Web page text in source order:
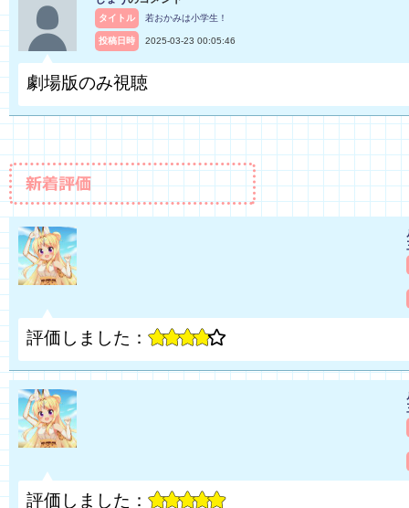
タイトル 若おかみは小学生！
投稿日時 2025-03-23 00:05:46
劇場版のみ視聴
評価しました：
評価しました：